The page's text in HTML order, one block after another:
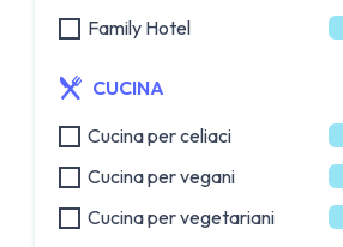
Family Hotel
CUCINA
Cucina per celiaci
Cucina per vegani
Cucina per vegetariani